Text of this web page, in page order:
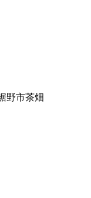
野市茶畑